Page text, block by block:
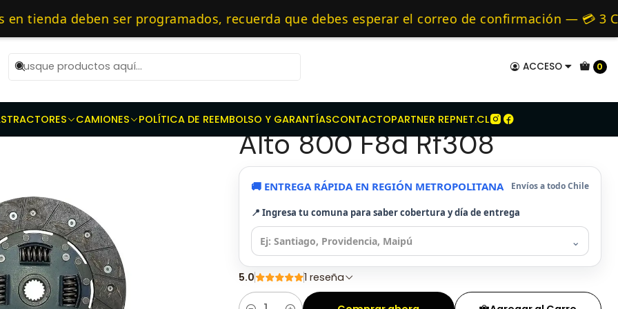
ACCESO 0
ser programados, recuerda que debes esperar el correo de confirmación — 💳 3
TRACTORES CAMIONES POLÍTICA DE REEMBOLSO Y GARANTÍASCONTACTOPARTNER REPNET.CL
10 AM de Lunes a Viernes y entregaremos al transporte en un máximo de 24 hrs hábiles.
de transmisión Kit de Embragues Embragues para Suzuki Kit Embrague Para Suzuki Alto 800 F8d Rf308
en embragues — 🔧 Repuestos Originales y Alternativos 🚚 Envíos diariamente a
Kit Embrague Para Suzuki
Alto 800 F8d Rf308
🚚 ENTREGA RÁPIDA EN REGIÓN METROPOLITANA Envíos a todo Chile
📍 Ingresa tu comuna para saber cobertura y día de entrega
⌄
5.0 1 reseña